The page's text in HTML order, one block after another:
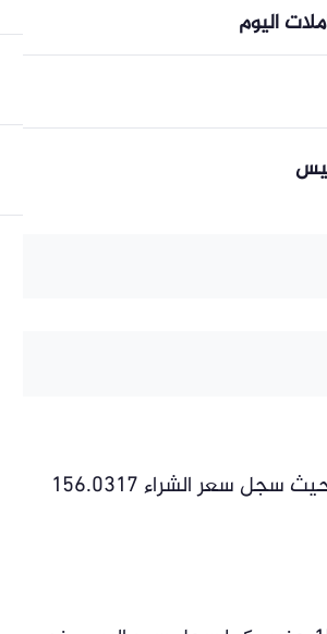
اليوم
ارتفع سعر صرف الدينار الكويتي أمام الجنيه اليوم وفقًا لبنك مصر، حيث سجل سعر الشراء 156.0317